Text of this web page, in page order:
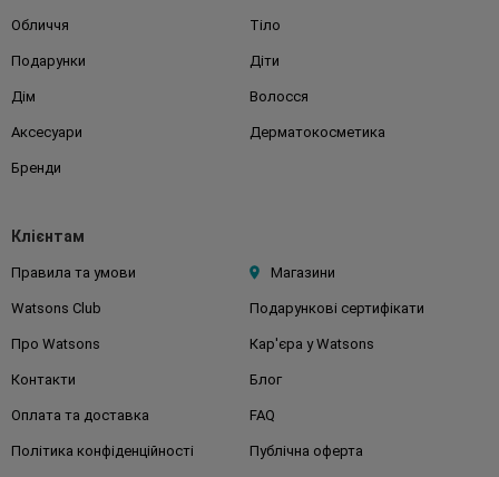
Обличчя Тіло
Подарунки Діти
Дім Волосся
Аксесуари Дерматокосметика
Бренди
Клієнтам
Правила та умови Магазини
Watsons Club Подарункові сертифікати
Про Watsons Кар'єра у Watsons
Контакти Блог
Оплата та доставка FAQ
Політика конфіденційності Публічна оферта